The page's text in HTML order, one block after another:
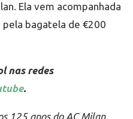
Ela vem acompanhada
pela bagatela de €200
nas redes
.
125 anos do AC Milan,